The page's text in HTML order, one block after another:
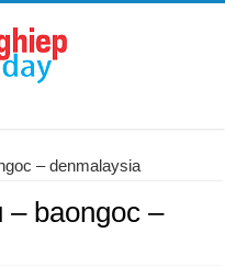
– denmalaysia
– baongoc –